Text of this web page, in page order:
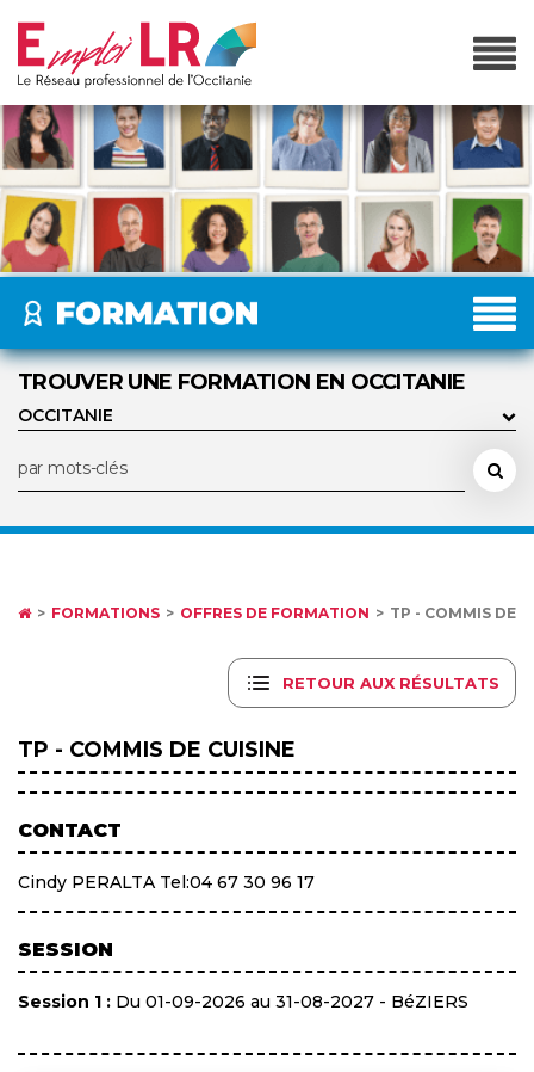
TROUVER UNE FORMATION EN OCCITANIE
FORMATIONS OFFRES DE FORMATION TP - COMMIS DE
RETOUR AUX RÉSULTATS
TP - COMMIS DE CUISINE
CONTACT
Cindy PERALTA Tel:04 67 30 96 17
SESSION
Session 1 : Du 01-09-2026 au 31-08-2027 - BéZIERS